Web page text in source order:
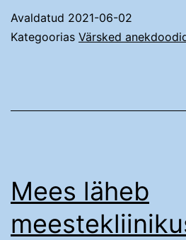
Avaldatud 2021-06-02
Kategoorias Värsked
Mees läheb